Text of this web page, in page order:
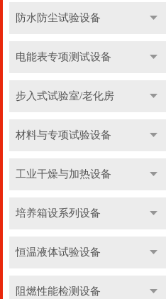
防水防尘试验设备
电能表专项测试设备
步入式试验室/老化房
材料与专项试验设备
工业干燥与加热设备
培养箱设系列设备
恒温液体试验设备
阻燃性能检测设备